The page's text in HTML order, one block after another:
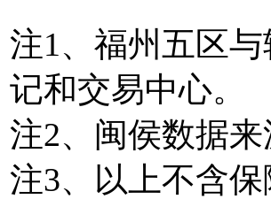
注1、福州五区
记和交易中心。
注2、闽侯数据
注3、以上不含